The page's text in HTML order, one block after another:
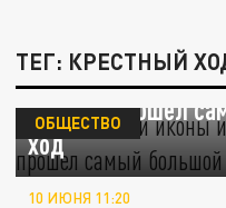
ТЕГ: КРЕСТНЫЙ
6 дней несли иконы
области прошел
ход
ОБЩЕСТВО
10 ИЮНЯ 11:20